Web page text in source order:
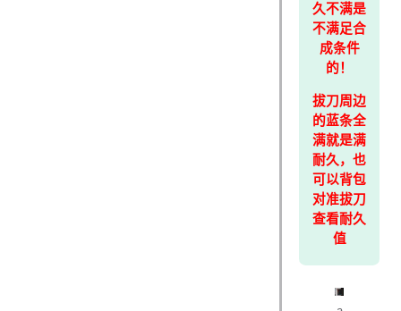
久不满是
不满足合
成条件
的！
拔刀周边
的蓝条全
满就是满
耐久，也
可以背包
对准拔刀
查看耐久
值